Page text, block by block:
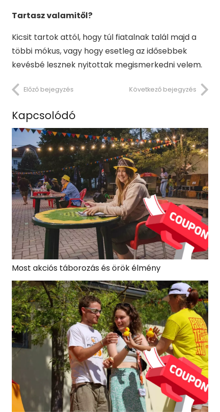
Tartasz valamitől?
Kicsit tartok attól, hogy túl fiatalnak talál majd a
többi mókus, vagy hogy esetleg az idősebbek
kevésbé lesznek nyitottak megismerkedni velem.
Előző bejegyzés Következő bejegyzés
Kapcsolódó
Most akciós táborozás és örök élmény